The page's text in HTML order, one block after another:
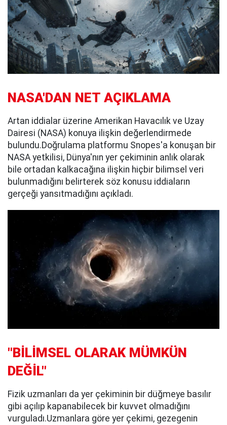
NASA'DAN NET AÇIKLAMA
Artan iddialar üzerine Amerikan Havacılık ve Uzay
Dairesi (NASA) konuya ilişkin değerlendirmede
bulundu.Doğrulama platformu Snopes'a konuşan bir
NASA yetkilisi, Dünya'nın yer çekiminin anlık olarak
bile ortadan kalkacağına ilişkin hiçbir bilimsel veri
bulunmadığını belirterek söz konusu iddiaların
gerçeği yansıtmadığını açıkladı.
"BİLİMSEL OLARAK MÜMKÜN
DEĞİL"
Fizik uzmanları da yer çekiminin bir düğmeye basılır
gibi açılıp kapanabilecek bir kuvvet olmadığını
vurguladı.Uzmanlara göre yer çekimi, gezegenin